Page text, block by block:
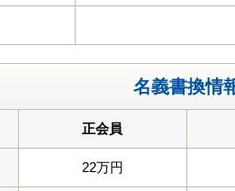
名義書換情
正会員
22万円